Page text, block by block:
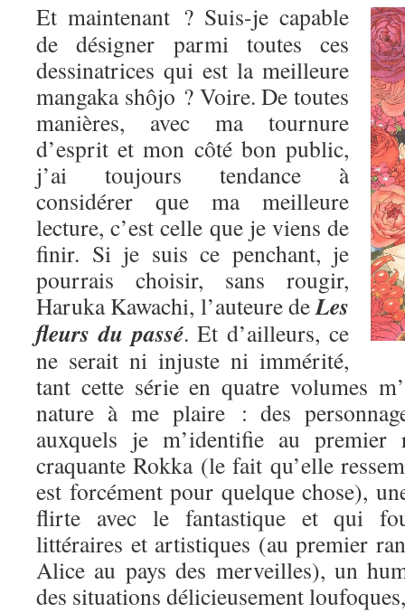
Et maintenant ? Suis-je capable
de désigner parmi toutes ces
dessinatrices qui est la meilleure
mangaka shôjo ? Voire. De toutes
manières, avec ma tournure
d’esprit et mon côté bon public,
j’ai toujours tendance à
considérer que ma meilleure
lecture, c’est celle que je viens de
finir. Si je suis ce penchant, je
pourrais choisir, sans rougir,
Haruka Kawachi, l’auteure deLes
fleurs du passé. Et d’ailleurs, ce
ne serait ni injuste ni immérité,
tant cette série en quatre volumes
nature à me plaire : des
auxquels je m’identifie au premier
craquante Rokka (le fait qu’elle
est forcément pour quelque chose),
flirte avec le fantastique et qui
littéraires et artistiques (au premier
Alice au pays des merveilles), un
des situations délicieusement